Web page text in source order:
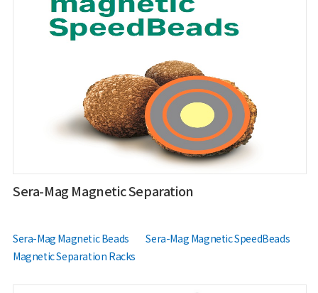
Sera-Mag Magnetic Separation
Sera-Mag Magnetic Beads
Sera-Mag Magnetic SpeedBeads
Magnetic Separation Racks